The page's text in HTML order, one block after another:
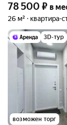
78 500 ₽ в
26 м² квартира-
3D-тур
возможен торг